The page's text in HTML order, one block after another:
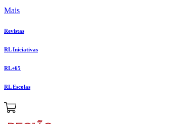
Mais
Revistas
RL Iniciativas
RL+65
RL Escolas